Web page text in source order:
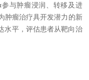
与肿瘤浸润、转移及进
肿瘤治疗具开发潜力的新
水平，评估患者从靶向治